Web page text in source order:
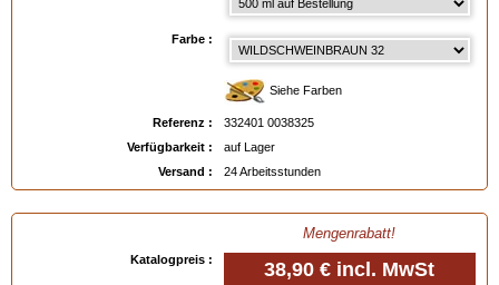
: 50 ml, 500 ml, 500 ml auf Bestellung
Farbe :
Siehe Farben
Referenz :
332401 0038325
Verfügbarkeit :
auf Lager
Versand :
24 Arbeitsstunden
Mengenrabatt!
Katalogpreis : 38,90 € incl. MwSt